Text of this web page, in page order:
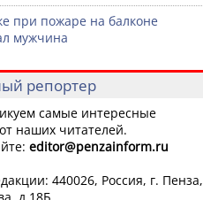
при пожаре на балконе
мужчина
репортер
самые интересные
наших читателей.
editor@penzainform.ru
440026, Россия, г. Пенза,